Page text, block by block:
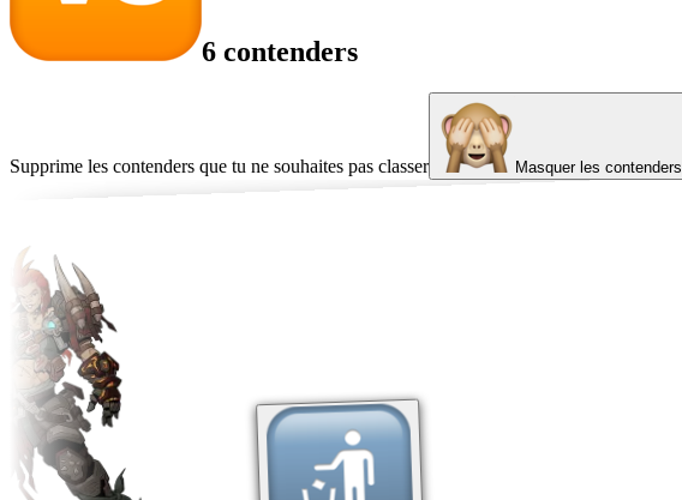
6 contenders
Supprime les contenders que tu ne souhaites pas classer Masquer les contenders